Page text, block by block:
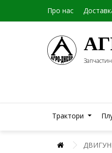
Про нас
Трактори
ДВИГУН